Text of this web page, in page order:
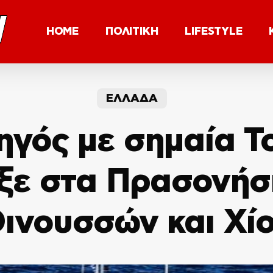
HOME ΠΟΛΙΤΙΚΗ LIFESTYLE
ΕΛΛΑΔΑ
με σημαία
στα
και